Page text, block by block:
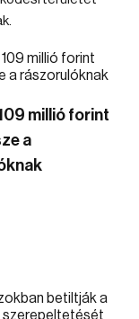
millió forint
a